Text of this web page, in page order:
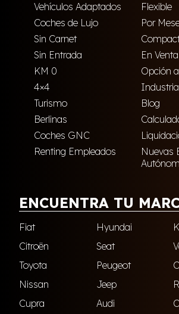
Vehículos Adaptados
Flexible
Coches de Lujo
Por
Sin Carnet
Sin Entrada
En Venta
KM 0
Opción
4×4
Turismo
Blog
Berlinas
Coches GNC
Renting Empleados
Nuevas
ENCUENTRA TU
Fiat Hyundai
Citroën
Seat
Toyota
Peugeot
Nissan
Jeep
Cupra
Audi